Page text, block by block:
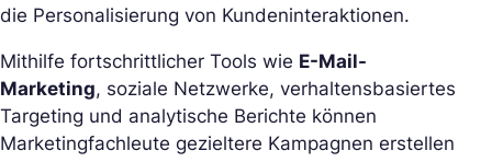
die Personalisierung von Kundeninteraktionen.
Mithilfe fortschrittlicher Tools wie E-Mail-
Marketing, soziale Netzwerke, verhaltensbasiertes
Targeting und analytische Berichte können
Marketingfachleute gezieltere Kampagnen erstellen